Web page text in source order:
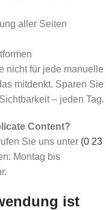
aller Seiten
nicht für jede manuelle
mitdenkt. Sparen Sie
– jeden Tag.
Content?
Sie uns unter (0 23
Montag bis
ist